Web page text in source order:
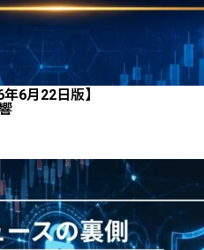
6月22日版】